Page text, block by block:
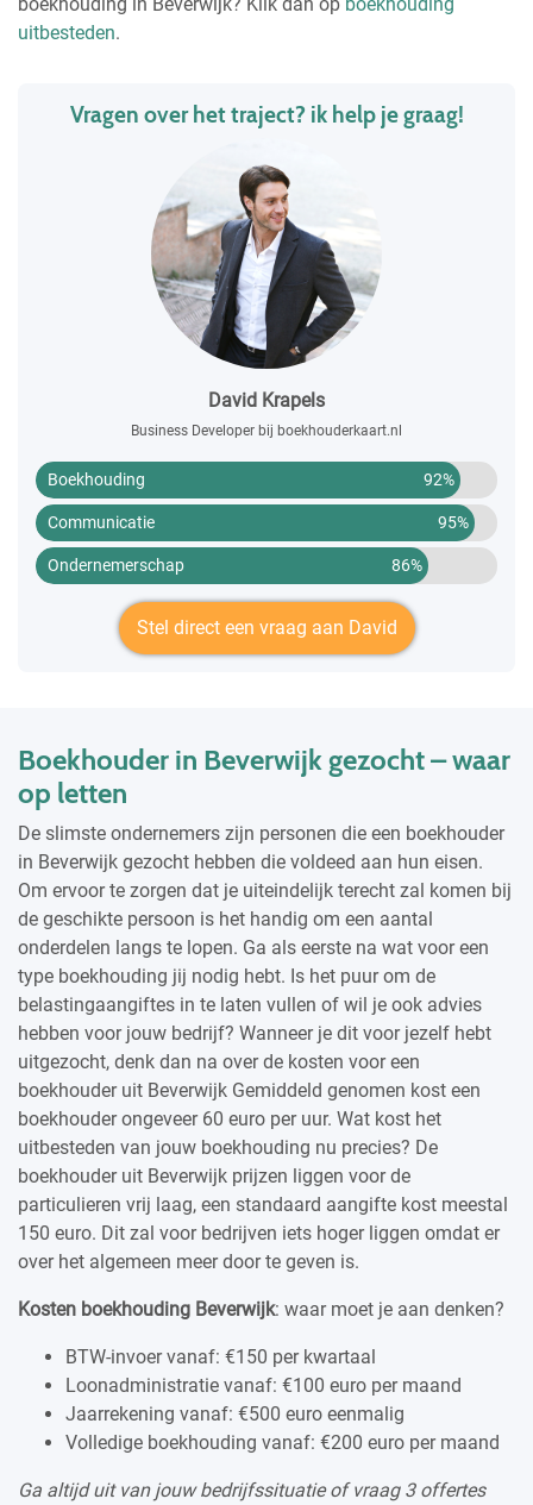
uitbesteden.
Vragen over het traject? ik help je graag!
David Krapels
Business Developer bij boekhouderkaart.nl
Boekhouding 92%
Communicatie 95%
Ondernemerschap 86%
Stel direct een vraag aan David
Boekhouder in Beverwijk gezocht – waar
op letten
De slimste ondernemers zijn personen die een boekhouder
in Beverwijk gezocht hebben die voldeed aan hun eisen.
Om ervoor te zorgen dat je uiteindelijk terecht zal komen bij
de geschikte persoon is het handig om een aantal
onderdelen langs te lopen. Ga als eerste na wat voor een
type boekhouding jij nodig hebt. Is het puur om de
belastingaangiftes in te laten vullen of wil je ook advies
hebben voor jouw bedrijf? Wanneer je dit voor jezelf hebt
uitgezocht, denk dan na over de kosten voor een
boekhouder uit Beverwijk Gemiddeld genomen kost een
boekhouder ongeveer 60 euro per uur. Wat kost het
uitbesteden van jouw boekhouding nu precies? De
boekhouder uit Beverwijk prijzen liggen voor de
particulieren vrij laag, een standaard aangifte kost meestal
150 euro. Dit zal voor bedrijven iets hoger liggen omdat er
over het algemeen meer door te geven is.
Kosten boekhouding Beverwijk: waar moet je aan denken?
BTW-invoer vanaf: €150 per kwartaal
Loonadministratie vanaf: €100 euro per maand
Jaarrekening vanaf: €500 euro eenmalig
Volledige boekhouding vanaf: €200 euro per maand
Ga altijd uit van jouw bedrijfssituatie of vraag 3 offertes